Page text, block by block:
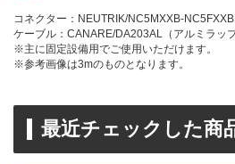
コネクター：NEUTRIK/NC5MXXB-NC5FXXB
ケーブル：CANARE/DA203AL（アルミラッ
※主に固定設備用でご使用いただけます。
※参考画像は3mのものとなります。
最近チェックした商